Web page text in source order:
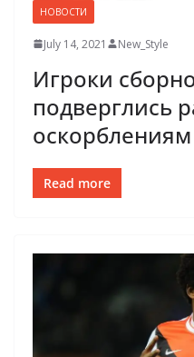
НОВОСТИ
July 14, 2021 New_Style
Игроки
подверглись
оскорблениям
Read more